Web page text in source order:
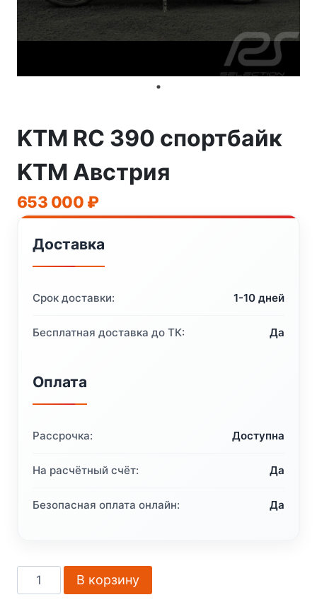
KTM RC 390 спортбайк
KTM Австрия
653 000 ₽
Доставка
Срок доставки: 1-10 дней
Бесплатная доставка до ТК: Да
Оплата
Рассрочка: Доступна
На расчётный счёт: Да
Безопасная оплата онлайн: Да
Количество
товара
В корзину